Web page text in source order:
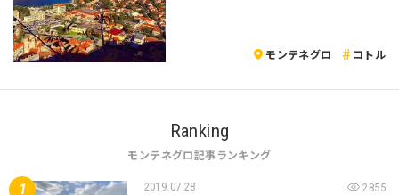
モンテネグロ コトル
Ranking
モンテネグロ記事ランキング
2019.07.28 2855